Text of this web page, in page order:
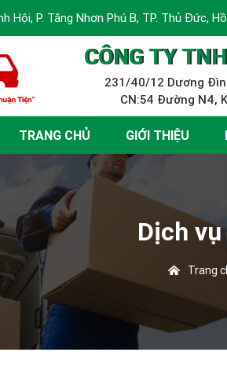
Hội, P. Tăng Nhơn Phú B, TP. Thủ Đức,
CÔNG TY
231/40/12 Dương
CN:54 Đường N4,
TRANG CHỦ GIỚI THIỆU
Dịch
Trang